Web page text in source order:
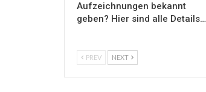
Aufzeichnungen bekannt
geben? Hier sind alle Details…
PREV NEXT